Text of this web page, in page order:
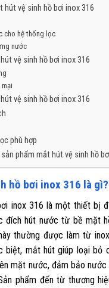
hút vệ sinh hồ bơi inox 316
cho hệ thống lọc
nước
vệ sinh hồ bơi inox 316
vệ sinh hồ bơi inox 316
phù hợp
phẩm mắt hút vệ sinh hồ
hồ bơi inox 316 là gì?
inox 316 là một thiết bị
đích hút nước từ bề mặt
thường được làm từ
biệt, mắt hút giúp loại bỏ
mặt nước, đảm bảo nước
phẩm đến từ thương